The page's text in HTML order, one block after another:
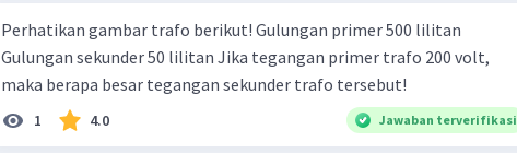
Perhatikan gambar trafo berikut! Gulungan primer 500 lilitan
Gulungan sekunder 50 lilitan Jika tegangan primer trafo 200 volt,
maka berapa besar tegangan sekunder trafo tersebut!
1 4.0 Jawaban terverifikasi